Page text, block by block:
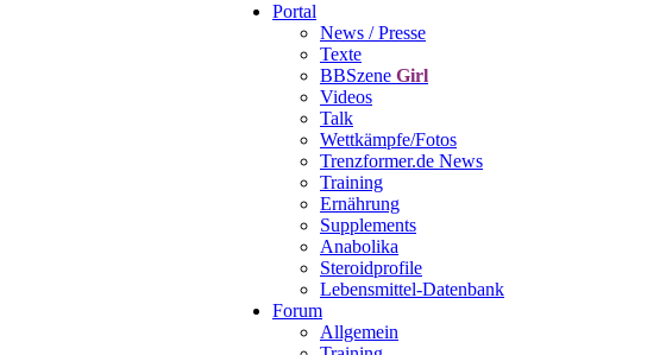
Portal
News / Presse
Texte
BBSzene Girl
Videos
Talk
Wettkämpfe/Fotos
Trenzformer.de News
Training
Ernährung
Supplements
Anabolika
Steroidprofile
Lebensmittel-Datenbank
Forum
Allgemein